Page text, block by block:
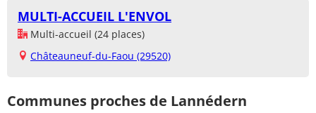
MULTI-ACCUEIL L'ENVOL
Multi-accueil (24 places)
Châteauneuf-du-Faou (29520)
Communes proches de Lannédern